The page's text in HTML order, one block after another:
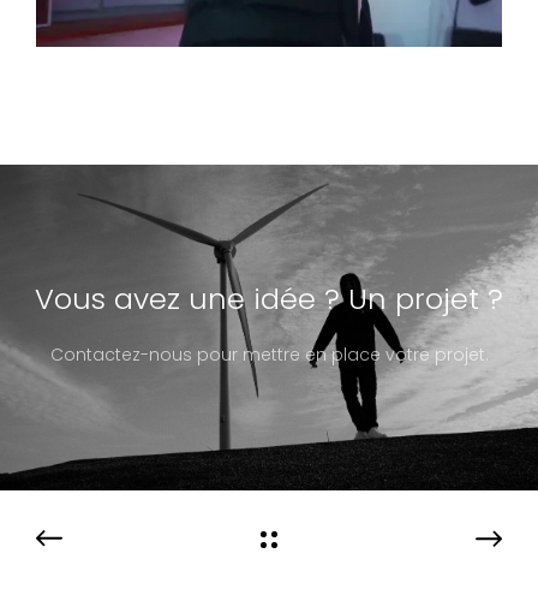
Vous avez une idée ? Un projet ?
Contactez-nous pour mettre en place votre projet.